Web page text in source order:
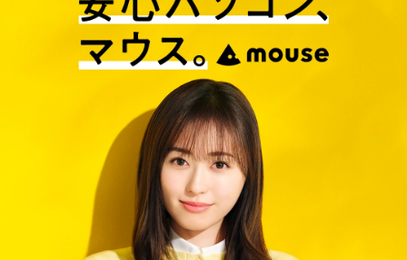
Windows 11|Copilot+ PC
Windows 11
Windows 11